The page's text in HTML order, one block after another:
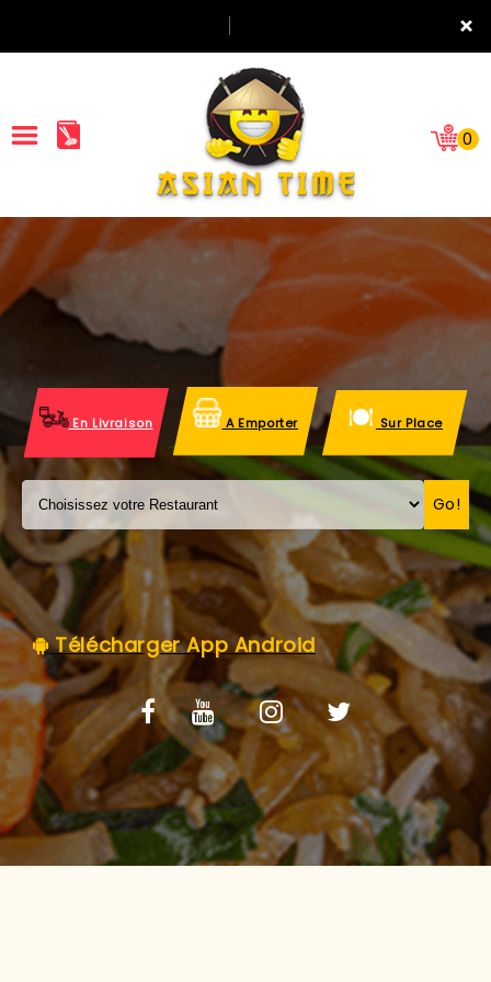
×
ACCUEIL
LA CARTE
VOS AVIS
MENTIONS LÉGALES
C.G.V
0
En Livraison A Emporter Sur Place
Go!
Télécharger App Android